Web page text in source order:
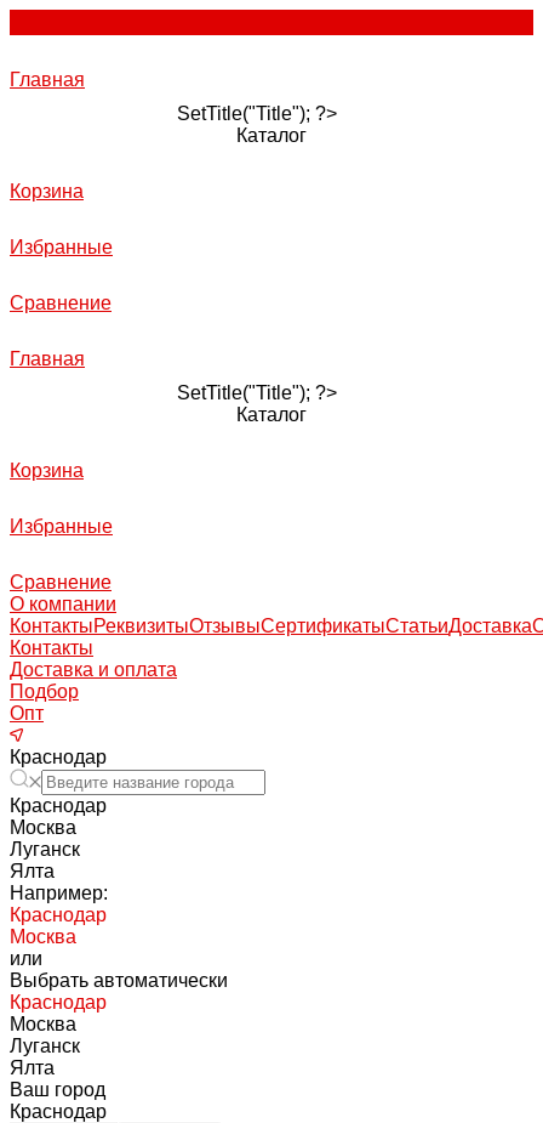
Главная
SetTitle("Title"); ?>
Каталог
Корзина
Избранные
Сравнение
Главная
SetTitle("Title"); ?>
Каталог
Корзина
Избранные
Сравнение
О компании
КонтактыРеквизитыОтзывыСертификатыСтатьиДоставка
Контакты
Доставка и оплата
Подбор
Опт
Краснодар
Краснодар
Москва
Луганск
Ялта
Например:
Краснодар
Москва
или
Выбрать автоматически
Краснодар
Москва
Луганск
Ялта
Ваш город
Краснодар